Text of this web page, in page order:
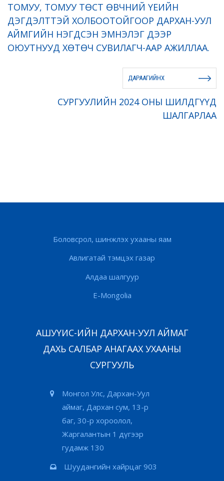
ТОМУУ, ТОМУУ ТӨСТ ӨВЧНИЙ ҮЕИЙН
ДЭГДЭЛТТЭЙ ХОЛБООТОЙГООР ДАРХАН-УУЛ
АЙМГИЙН НЭГДСЭН ЭМНЭЛЭГ ДЭЭР
ОЮУТНУУД ХӨТӨЧ СУВИЛАГЧ-ААР АЖИЛЛАА.
ДАРААГИЙНХ
СУРГУУЛИЙН 2024 ОНЫ ШИЛДГҮҮД
ШАЛГАРЛАА
Боловсрол, шинжлэх ухааны яам
Авлигатай тэмцэх газар
Алдаа шалгуур
E-Mongolia
АШУҮИС-ИЙН ДАРХАН-УУЛ АЙМАГ
ДАХЬ САЛБАР АНАГААХ УХААНЫ
СУРГУУЛЬ
Монгол Улс, Дархан-Уул
аймаг, Дархан сум, 13-р
баг, 30-р хороолол,
Жаргалантын 1 дүгээр
гудамж 130
Шуудангийн хайрцаг 903